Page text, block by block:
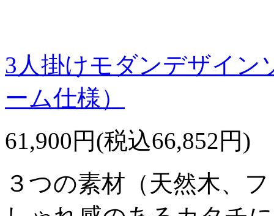
3人掛けモダンデザイン
ーム仕様）
61,900円(税込66,852円)
３つの素材（天然木、